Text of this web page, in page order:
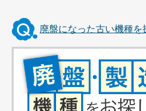
廃盤になった古い機種を